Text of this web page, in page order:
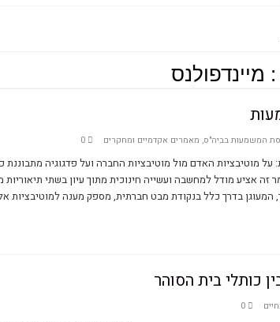
תיאטרון הכרכרה, אומנות מחוללת שינוי ומשמעות
העולם אינו מושלם, אך אנו יכולים לשפרו
Miss B and Miss P
הקול הפנימי – מסע בעקבות המצפון
of Character Strengths and the Three Types of Meaning in Life
מיינדפולנס
המשמעות בביה"ס, מאמרים אקדמיים ומחקרים 0
מוטיבציות האדם מול מוטיבציות החברה ועל פדגוגיה מתבוננת
זה אציע מודל למחשבה ועשייה חינוכית מתוך עיון בשתי תיאוריות
המעוגן בדרך כלל בנקודת מבט חברתית, מספק מענה למוטיבציות
כותלי בית הסוהר
0